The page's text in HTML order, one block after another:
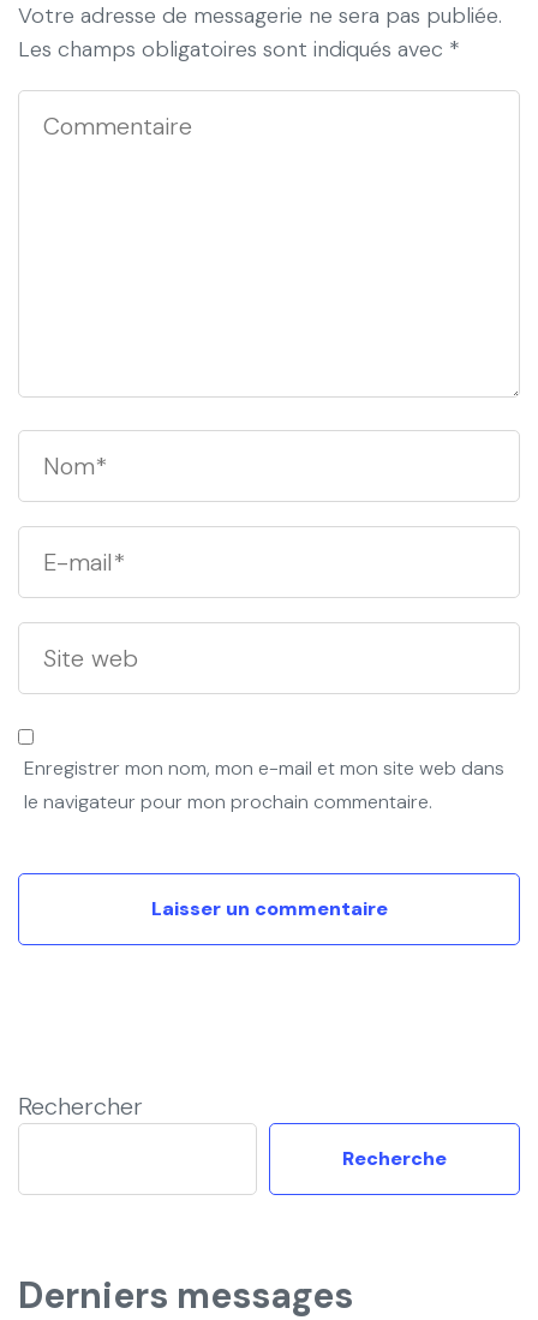
Votre adresse de messagerie ne sera pas publiée.
Les champs obligatoires sont indiqués avec *
Enregistrer mon nom, mon e-mail et mon site web dans
le navigateur pour mon prochain commentaire.
Rechercher
Recherche
Derniers messages